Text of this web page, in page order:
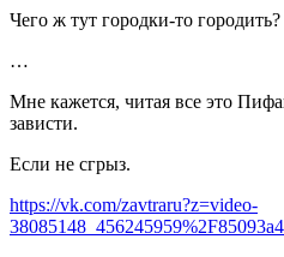
Чего ж тут городки-то городить?
…
Мне кажется, читая все это
зависти.
Если не сгрыз.
https://vk.com/zavtraru?z=video-